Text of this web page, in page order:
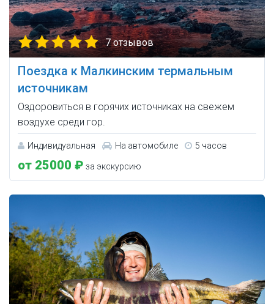
7 отзывов
Поездка к Малкинским термальным
источникам
Оздоровиться в горячих источниках на свежем
воздухе среди гор.
Индивидуальная На автомобиле 5 часов
от 25000 ₽ за экскурсию